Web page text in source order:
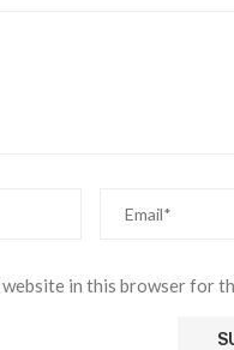
website in this browser for